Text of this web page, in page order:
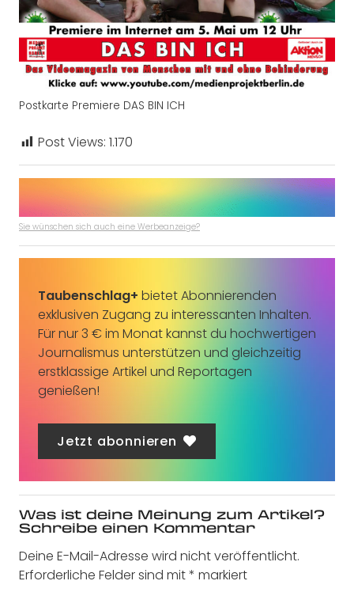
Postkarte Premiere DAS BIN ICH
Post Views: 1.170
Sie wünschen sich auch eine Werbeanzeige?
Taubenschlag+ bietet Abonnierenden
exklusiven Zugang zu interessanten Inhalten.
Für nur 3 € im Monat kannst du hochwertigen
Journalismus unterstützen und gleichzeitig
erstklassige Artikel und Reportagen
genießen!
Jetzt abonnieren
Was ist deine Meinung zum Artikel?
Schreibe einen Kommentar
Deine E-Mail-Adresse wird nicht veröffentlicht.
Erforderliche Felder sind mit* markiert